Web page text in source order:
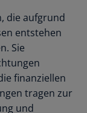
die aufgrund
entstehen
Sie
finanziellen
tragen zur
und